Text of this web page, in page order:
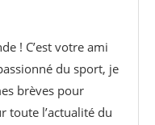
! C’est votre ami
du sport, je
brèves pour
toute l’actualité du